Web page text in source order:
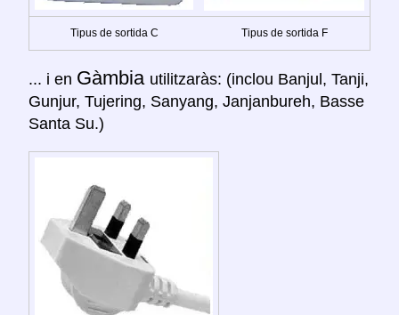
Tipus de sortida C Tipus de sortida F
... i en Gàmbia utilitzaràs: (inclou Banjul, Tanji,
Gunjur, Tujering, Sanyang, Janjanbureh, Basse
Santa Su.)